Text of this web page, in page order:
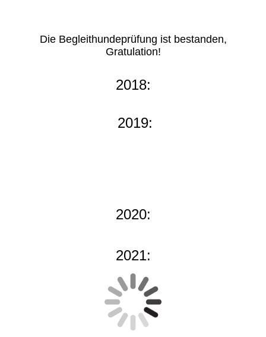
Die Begleithundeprüfung ist bestanden,
Gratulation!
2018:
2019:
2020:
2021: